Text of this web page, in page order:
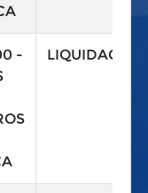
-
LIQUIDAÇÃO